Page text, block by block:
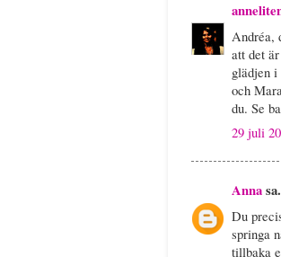
Andréa,
att det
glädjen
och
du. Se
29 juli
Anna
Du
springa
tillbaka